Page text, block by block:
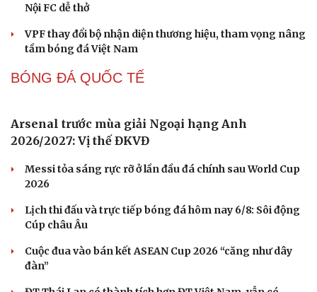
ĐT Việt Nam thiếu 5 trụ cột, cầu thủ Campuchia
tươi rói trên sân tập
vs Campuchia?
Định ngay ở trận ra quân
Kết quả bốc thăm Cúp Quốc gia 2026/2027: CAHN và Hà
VPF thay đổi bộ nhận diện thương hiệu, tham vọng nâng
BÓNG ĐÁ QUỐC TẾ